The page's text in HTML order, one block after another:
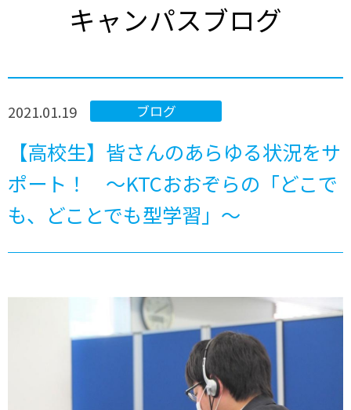
キャンパスブログ
ブログ
2021.01.19
【高校生】皆さんのあらゆる状況をサ
ポート！ ～KTCおおぞらの「どこで
も、どことでも型学習」～